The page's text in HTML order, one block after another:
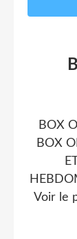
BOX
BOX
Voir le